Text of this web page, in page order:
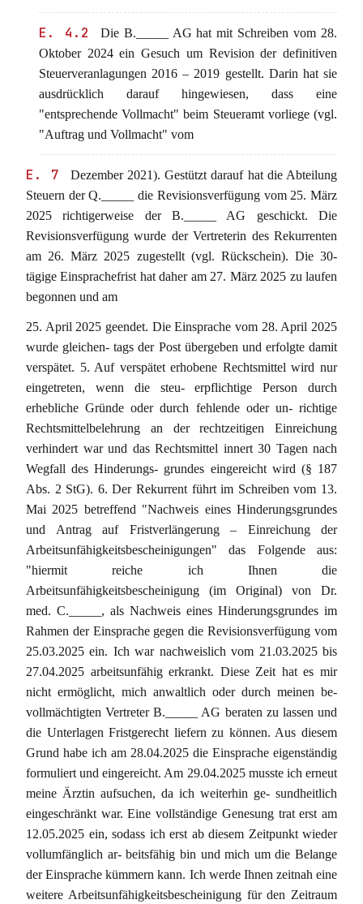
E. 4.2
Die B._____ AG hat mit Schreiben vom 28.
Oktober 2024 ein Gesuch um Revision der definitiven
Steuerveranlagungen 2016 – 2019 gestellt. Darin hat sie
ausdrücklich darauf hingewiesen, dass eine
"entsprechende Vollmacht" beim Steueramt vorliege (vgl.
"Auftrag und Vollmacht" vom
E. 7
Dezember 2021). Gestützt darauf hat die Abteilung
Steuern der Q._____ die Revisionsverfügung vom 25. März
2025 richtigerweise der B._____ AG geschickt. Die
Revisionsverfügung wurde der Vertreterin des Rekurrenten
am 26. März 2025 zugestellt (vgl. Rückschein). Die 30-
tägige Einsprachefrist hat daher am 27. März 2025 zu laufen
begonnen und am
25. April 2025 geendet. Die Einsprache vom 28. April 2025
wurde gleichen- tags der Post übergeben und erfolgte damit
verspätet. 5. Auf verspätet erhobene Rechtsmittel wird nur
eingetreten, wenn die steu- erpflichtige Person durch
erhebliche Gründe oder durch fehlende oder un- richtige
Rechtsmittelbelehrung an der rechtzeitigen Einreichung
verhindert war und das Rechtsmittel innert 30 Tagen nach
Wegfall des Hinderungs- grundes eingereicht wird (§ 187
Abs. 2 StG). 6. Der Rekurrent führt im Schreiben vom 13.
Mai 2025 betreffend "Nachweis eines Hinderungsgrundes
und Antrag auf Fristverlängerung – Einreichung der
Arbeitsunfähigkeitsbescheinigungen" das Folgende aus:
"hiermit reiche ich Ihnen die
Arbeitsunfähigkeitsbescheinigung (im Original) von Dr.
med. C._____, als Nachweis eines Hinderungsgrundes im
Rahmen der Einsprache gegen die Revisionsverfügung vom
25.03.2025 ein. Ich war nachweislich vom 21.03.2025 bis
27.04.2025 arbeitsunfähig erkrankt. Diese Zeit hat es mir
nicht ermöglicht, mich anwaltlich oder durch meinen be-
vollmächtigten Vertreter B._____ AG beraten zu lassen und
die Unterlagen Fristgerecht liefern zu können. Aus diesem
Grund habe ich am 28.04.2025 die Einsprache eigenständig
formuliert und eingereicht. Am 29.04.2025 musste ich erneut
meine Ärztin aufsuchen, da ich weiterhin ge- sundheitlich
eingeschränkt war. Eine vollständige Genesung trat erst am
12.05.2025 ein, sodass ich erst ab diesem Zeitpunkt wieder
vollumfänglich ar- beitsfähig bin und mich um die Belange
der Einsprache kümmern kann. Ich werde Ihnen zeitnah eine
weitere Arbeitsunfähigkeitsbescheinigung für den Zeitraum